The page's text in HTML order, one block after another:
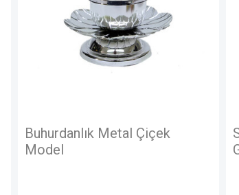
Seramik Şelale Aromaterapi